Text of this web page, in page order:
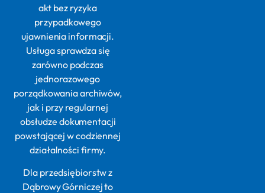
akt bez ryzyka
przypadkowego
ujawnienia informacji.
Usługa sprawdza się
zarówno podczas
jednorazowego
porządkowania archiwów,
jak i przy regularnej
obsłudze dokumentacji
powstającej w codziennej
działalności firmy.
Dla przedsiębiorstw z
Dąbrowy Górniczej to